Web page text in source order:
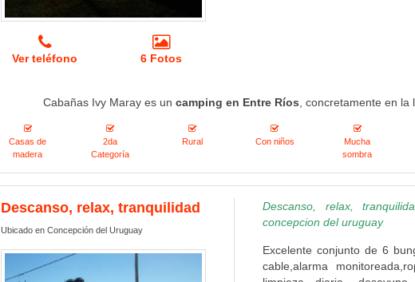
Ver teléfono 6 Fotos
Cabañas Ivy Maray es uncamping en Entre Ríos , concretamente en
Casas de
madera
2da
Categoría
Rural Con niños
Mucha
sombra
Descanso, relax, tranquilidad
Ubicado en Concepción del Uruguay
Descanso, relax,
concepcion del uruguay
Excelente conjunto de 6
cable,alarma